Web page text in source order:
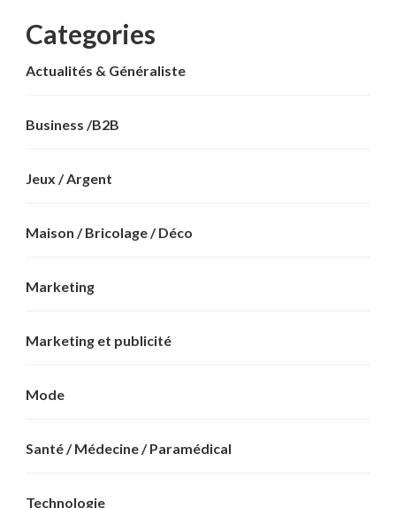
Categories
Actualités & Généraliste
Business /B2B
Jeux / Argent
Maison / Bricolage / Déco
Marketing
Marketing et publicité
Mode
Santé / Médecine / Paramédical
Technologie